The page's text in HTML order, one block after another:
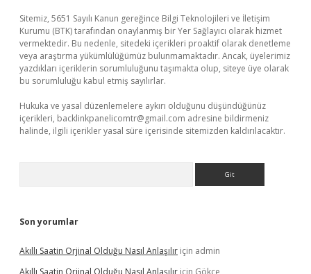
Sitemiz, 5651 Sayılı Kanun gereğince Bilgi Teknolojileri ve İletişim
Kurumu (BTK) tarafından onaylanmış bir Yer Sağlayıcı olarak hizmet
vermektedir. Bu nedenle, sitedeki içerikleri proaktif olarak denetleme
veya araştırma yükümlülüğümüz bulunmamaktadır. Ancak, üyelerimiz
yazdıkları içeriklerin sorumluluğunu taşımakta olup, siteye üye olarak
bu sorumluluğu kabul etmiş sayılırlar.
Hukuka ve yasal düzenlemelere aykırı olduğunu düşündüğünüz
içerikleri, backlinkpanelicomtr@gmail.com adresine bildirmeniz
halinde, ilgili içerikler yasal süre içerisinde sitemizden kaldırılacaktır.
Son yorumlar
Akıllı Saatin Orjinal Olduğu Nasıl Anlaşılır için admin
Akıllı Saatin Orjinal Olduğu Nasıl Anlaşılır için Gökçe